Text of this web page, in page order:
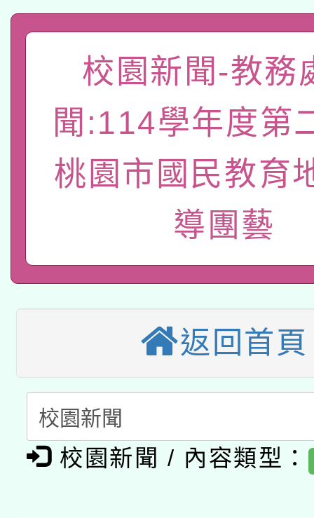
礎課程
A3數位素養講師名單
「數位內容與教學軟
有關大陸委員會函釋公
薪期間赴陸應申請許可
轉知經濟部水利署委託
業技術研究院辦理「
用水績優單位及節水達
115年8月22日(星期六
桃園市孔廟祈福系列
開 智慧啟航」
2026年桃園地景藝術
本校115學年度第2次
招甄選結果公告(無人
招)
適應運動共學行動站研
本館辦理115年度閱讀
暨閱讀推動專業研習
科技賦能─人工智慧
礎課程
A3數位素養講師名單
「數位內容與教學軟體
pilot」
有關大陸委員會函釋公
薪期間赴陸應申請許可
轉知經濟部水利署委託
校園新聞-教務
聞:114學年度第
桃園市國民教育
導團藝
返回首頁
校園新聞 / 內容類型：